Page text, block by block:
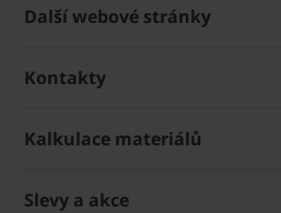
Další webové stránky
Kontakty
Kalkulace materiálů
Slevy a akce